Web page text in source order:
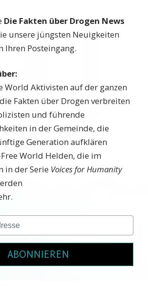
Die Fakten über Drogen News
unsere jüngsten Neuigkeiten
Ihren Posteingang.
World Aktivisten auf der ganzen
Fakten über Drogen verbreiten
und führende
in der Gemeinde, die
Generation aufklären
World Helden, die im
in der Serie Voices for Humanity
ABONNIEREN